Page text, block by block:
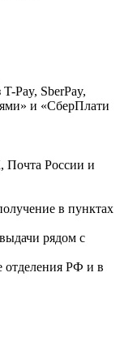
Pay, SberPay,
и «СберПлати
Почта России и
в пунктах
рядом с
отделения РФ и в